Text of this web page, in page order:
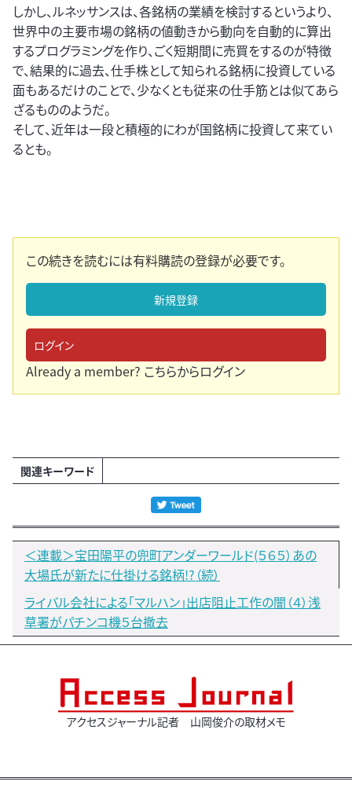
しかし、ルネッサンスは、各銘柄の業績を検討するというより、
世界中の主要市場の銘柄の値動きから動向を自動的に算出
するプログラミングを作り、ごく短期間に売買をするのが特徴
で、結果的に過去、仕手株として知られる銘柄に投資している
面もあるだけのことで、少なくとも従来の仕手筋とは似てあら
ざるもののようだ。
そして、近年は一段と積極的にわが国銘柄に投資して来てい
るとも。
この続きを読むには有料購読の登録が必要です。
新規登録
ログイン
Already a member? こちらからログイン
関連キーワード
＜連載＞宝田陽平の兜町アンダーワールド(５６５）あの
大場氏が新たに仕掛ける銘柄!?（続）
ライバル会社による「マルハン」出店阻止工作の闇（４）浅
草署がパチンコ機５台撤去
アクセスジャーナル記者 山岡俊介の取材メモ